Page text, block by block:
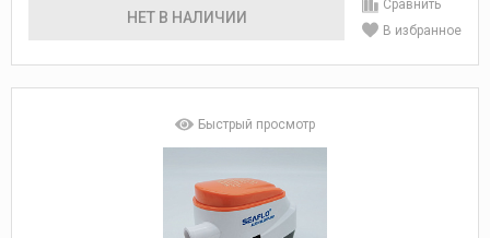
НЕТ В НАЛИЧИИ
Сравнить
В избранное
Быстрый просмотр